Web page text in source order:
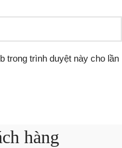
trong trình duyệt này cho lần
hàng